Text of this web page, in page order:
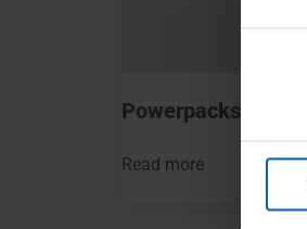
Powerpacks
Read more